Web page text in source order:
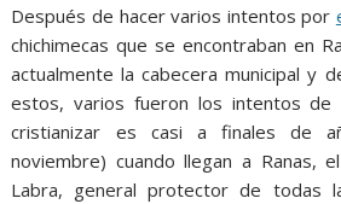
Después de hacer varios intentos por
chichimecas que se encontraban en
actualmente la cabecera municipal y
estos, varios fueron los intentos
cristianizar es casi a finales de
noviembre) cuando llegan a Ranas,
Labra, general protector de todas